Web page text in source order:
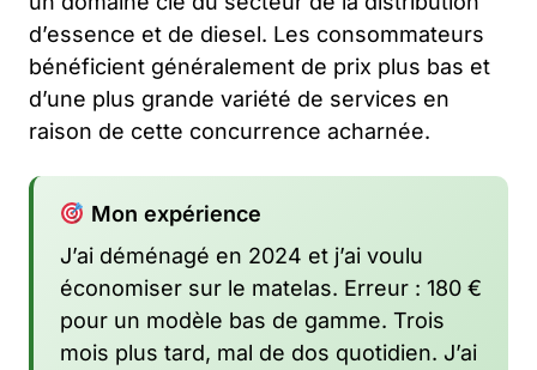
d’essence et de diesel. Les consommateurs
bénéficient généralement de prix plus bas et
d’une plus grande variété de services en
raison de cette concurrence acharnée.
Mon expérience
J’ai déménagé en 2024 et j’ai voulu
économiser sur le matelas. Erreur : 180 €
pour un modèle bas de gamme. Trois
mois plus tard, mal de dos quotidien. J’ai